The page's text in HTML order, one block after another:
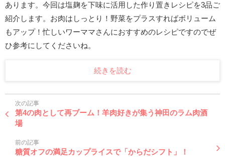
あります。今回は塩麹を下味に活用した作り置きレシピを3品ご
紹介します。お肉はしっとり！野菜をプラスすればボリューム
もアップ！忙しいワーママさんにおすすめのレシピですのでぜ
ひ参考にしてくださいね。
続きを読む
次の記事
第4の肉として再ブーム！羊肉好きが集う神田のラム肉酒
場
前の記事
糖質オフの満足カップライスで「からだシフト」！